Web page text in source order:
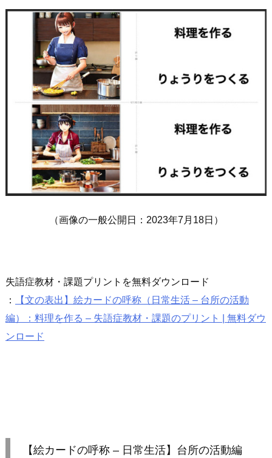
（画像の一般公開日：2023年7月18日）
失語症教材・課題プリントを無料ダウンロード
：
【文の表出】絵カードの呼称（日常生活 – 台所の活動
編）：料理を作る – 失語症教材・課題のプリント | 無料ダウ
ンロード
【絵カードの呼称 – 日常生活】台所の活動編